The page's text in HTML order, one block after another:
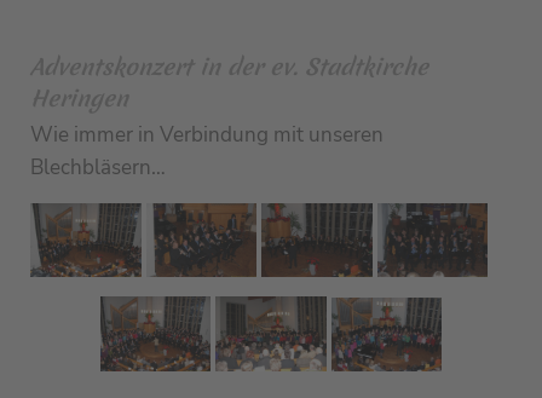
Adventskonzert in der ev. Stadtkirche
Heringen
Wie immer in Verbindung mit unseren
Blechbläsern…